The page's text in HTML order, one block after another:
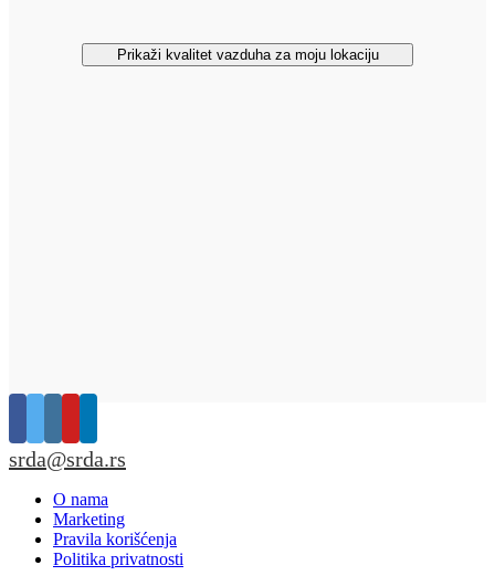
Prikaži kvalitet vazduha za moju lokaciju
srda@srda.rs
O nama
Marketing
Pravila korišćenja
Politika privatnosti